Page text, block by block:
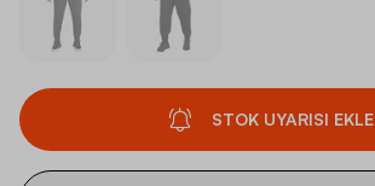
STOK UYARISI EKLE